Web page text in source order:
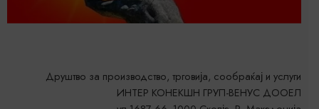
Друштво за производство, трговија, сообраќај и услуги
ИНТЕР КОНЕКШН ГРУП-ВЕНУС ДООЕЛ